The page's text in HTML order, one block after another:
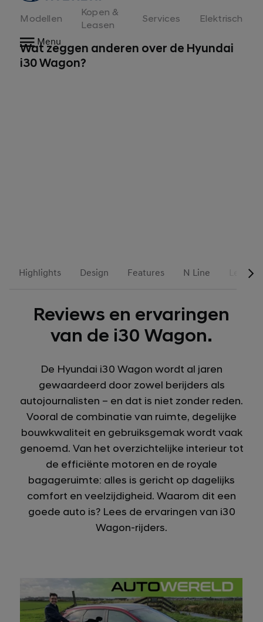
Modellen
Kopen &
Leasen
Services
Elektrisch
Menu
Reviews
Wat zeggen anderen over de Hyundai
i30 Wagon?
Highlights Design Features N Line
Reviews en ervaringen
van de i30 Wagon.
De Hyundai i30 Wagon wordt al jaren
gewaardeerd door zowel berijders als
autojournalisten – en dat is niet zonder reden.
Vooral de combinatie van ruimte, degelijke
bouwkwaliteit en gebruiksgemak wordt vaak
genoemd. Van het overzichtelijke interieur tot
de efficiënte motoren en de royale
bagageruimte: alles is gericht op dagelijks
comfort en veelzijdigheid. Waarom dit een
goede auto is? Lees de ervaringen van i30
Wagon-rijders.